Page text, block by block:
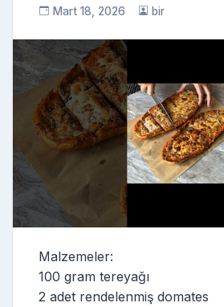
Mart 18, 2026 bir
Malzemeler:
100 gram tereyağı
2 adet rendelenmiş domates